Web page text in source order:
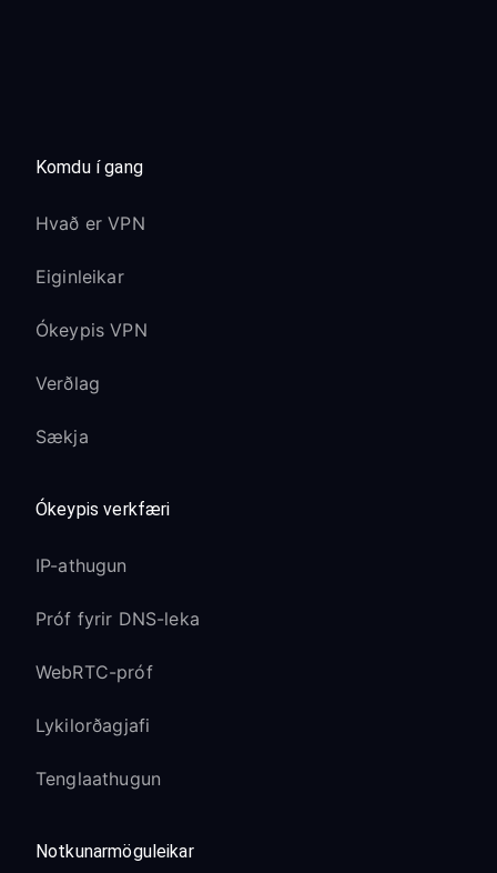
Komdu í gang
Hvað er VPN
Eiginleikar
Ókeypis VPN
Verðlag
Sækja
Ókeypis verkfæri
IP-athugun
Próf fyrir DNS-leka
WebRTC-próf
Lykilorðagjafi
Tenglaathugun
Notkunarmöguleikar